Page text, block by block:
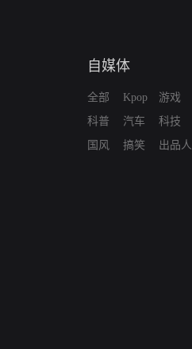
自媒体
全部
科普
国风
Kpop
汽车
搞笑
游戏
科技
出品人